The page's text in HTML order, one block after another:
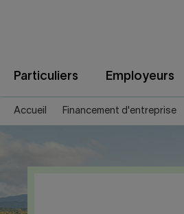
Particuliers Employeurs
Accueil Financement d'entreprise